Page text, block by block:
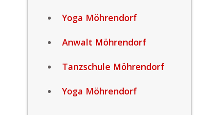
Yoga Möhrendorf
Anwalt Möhrendorf
Tanzschule Möhrendorf
Yoga Möhrendorf